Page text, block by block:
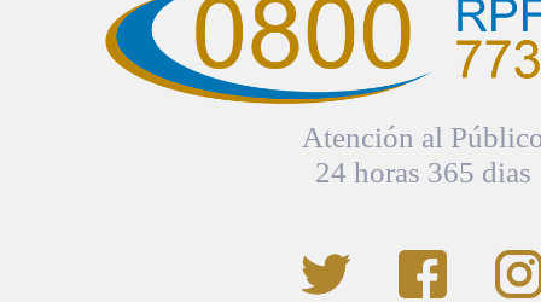
Atención al
24 horas 365 dias